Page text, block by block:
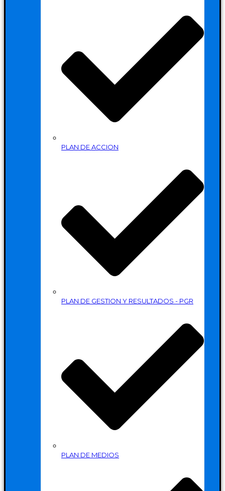
PLAN DE ACCION
PLAN DE GESTION Y RESULTADOS - PGR
PLAN DE MEDIOS